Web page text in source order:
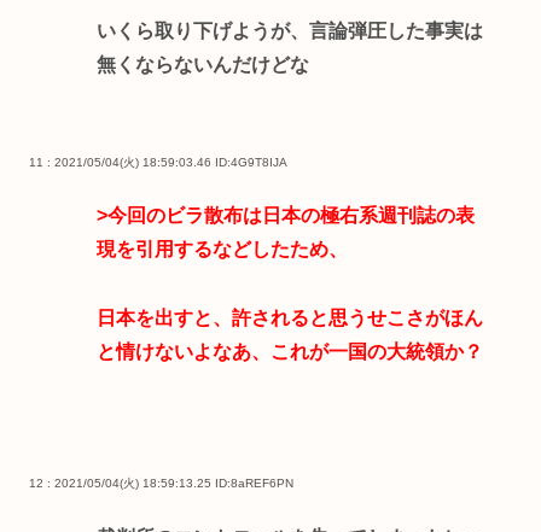
いくら取り下げようが、言論弾圧した事実は
無くならないんだけどな
11 : 2021/05/04(火) 18:59:03.46 ID:4G9T8IJA
>今回のビラ散布は日本の極右系週刊誌の表
現を引用するなどしたため、
日本を出すと、許されると思うせこさがほん
と情けないよなあ、これが一国の大統領か？
12 : 2021/05/04(火) 18:59:13.25 ID:8aREF6PN